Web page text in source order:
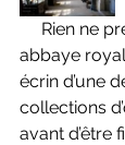
abbaye
écrin d’une
collections
avant d’être